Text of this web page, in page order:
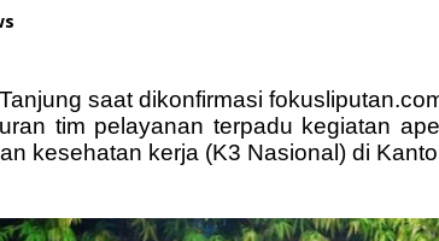
saat dikonfirmasi
tim pelayanan terpadu kegiatan
kesehatan kerja (K3 Nasional) di